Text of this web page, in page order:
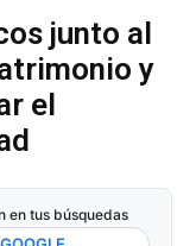
junto al
y
el
en tus búsquedas